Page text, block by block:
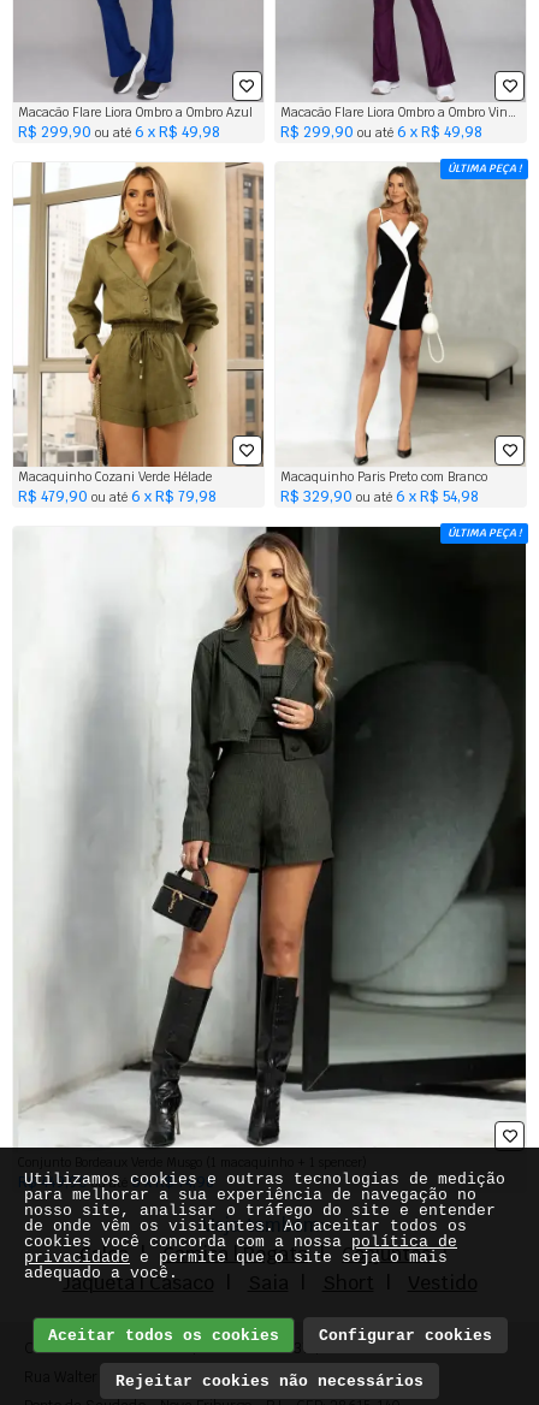
Macacão Flare Liora Ombro a Ombro Azul
R$ 299,90 ou até 6 x R$ 49,98
Macacão Flare Liora Ombro a Ombro Vinho
R$ 299,90 ou até6 x R$ 49,98
Macaquinho Cozani Verde Hélade
R$ 479,90 ou até 6 x R$ 79,98
ÚLTIMA PEÇA !
Macaquinho Paris Preto com Branco
R$ 329,90 ou até6 x R$ 54,98
ÚLTIMA PEÇA !
R$ 449,90 ou até6 x R$ 74,98
Veja também:
Calça
Camisa | Regata
Conjuntos
Jaqueta | Casaco
Claudia Rosa Modas Ltda
CNPJ: 26.729.375/0001-80
Rua Walter Azevedo, 323
Utilizamos cookies e outras tecnologias de medição
para melhorar a sua experiência de navegação no
nosso site, analisar o tráfego do site e entender
de onde vêm os visitantes. Ao aceitar todos os
cookies você concorda com a nossa política de
privacidade e permite que o site seja o mais
adequado a você.
Aceitar todos os cookies Configurar cookies
Rejeitar cookies não necessários